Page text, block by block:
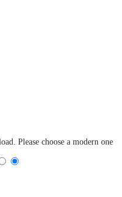
Please choose a modern one